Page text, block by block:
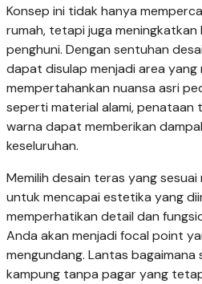
Konsep ini tidak hanya
rumah, tetapi juga meningkatkan
penghuni. Dengan sentuhan
dapat disulap menjadi area yang
mempertahankan nuansa asri
seperti material alami, penataan
warna dapat memberikan
keseluruhan.
Memilih desain teras yang
untuk mencapai estetika yang
memperhatikan detail dan
Anda akan menjadi focal point
mengundang. Lantas bagaimana
kampung tanpa pagar yang